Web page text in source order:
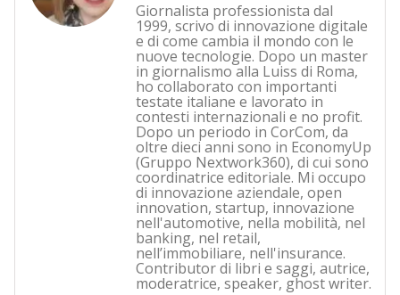
Giornalista professionista dal
1999, scrivo di innovazione digitale
e di come cambia il mondo con le
nuove tecnologie. Dopo un master
in giornalismo alla Luiss di Roma,
ho collaborato con importanti
testate italiane e lavorato in
contesti internazionali e no profit.
Dopo un periodo in CorCom, da
oltre dieci anni sono in EconomyUp
(Gruppo Nextwork360), di cui sono
coordinatrice editoriale. Mi occupo
di innovazione aziendale, open
innovation, startup, innovazione
nell'automotive, nella mobilità, nel
banking, nel retail,
nell’immobiliare, nell'insurance.
Contributor di libri e saggi, autrice,
moderatrice, speaker, ghost writer.